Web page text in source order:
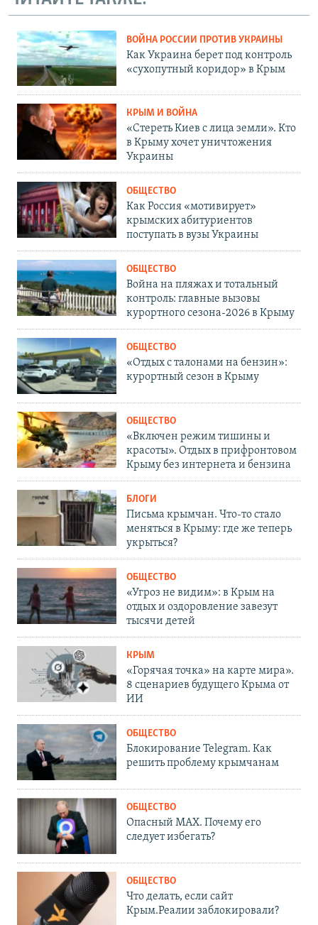
ВОЙНА РОССИИ ПРОТИВ УКРАИНЫ
Как Украина берет под контроль
«сухопутный коридор» в Крым
КРЫМ И ВОЙНА
«Стереть Киев с лица земли». Кто
в Крыму хочет уничтожения
Украины
ОБЩЕСТВО
Как Россия «мотивирует»
крымских абитуриентов
поступать в вузы Украины
ОБЩЕСТВО
Война на пляжах и тотальный
контроль: главные вызовы
курортного сезона-2026 в Крыму
ОБЩЕСТВО
«Отдых с талонами на бензин»:
курортный сезон в Крыму
ОБЩЕСТВО
«Включен режим тишины и
красоты». Отдых в прифронтовом
Крыму без интернета и бензина
БЛОГИ
Письма крымчан. Что-то стало
меняться в Крыму: где же теперь
укрыться?
ОБЩЕСТВО
«Угроз не видим»: в Крым на
отдых и оздоровление завезут
тысячи детей
КРЫМ
«Горячая точка» на карте мира».
8 сценариев будущего Крыма от
ИИ
ОБЩЕСТВО
Блокирование Telegram. Как
решить проблему крымчанам
ОБЩЕСТВО
Опасный MAX. Почему его
следует избегать?
ОБЩЕСТВО
Что делать, если сайт
Крым.Реалии заблокировали?